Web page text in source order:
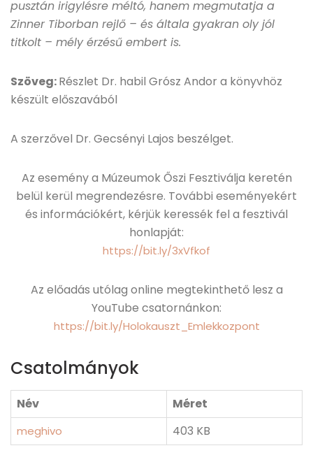
pusztán irigylésre méltó, hanem megmutatja a
Zinner Tiborban rejlő – és általa gyakran oly jól
titkolt – mély érzésű embert is.
Szöveg:Részlet Dr. habil Grósz Andor a könyvhöz
készült előszavából
A szerzővel Dr. Gecsényi Lajos beszélget.
Az esemény a Múzeumok Őszi Fesztiválja keretén
belül kerül megrendezésre. További eseményekért
és információkért, kérjük keressék fel a fesztivál
honlapját:
https://bit.ly/3xVfkof
Az előadás utólag online megtekinthető lesz a
YouTube csatornánkon:
https://bit.ly/Holokauszt_Emlekkozpont
Csatolmányok
Név Méret
meghivo 403 KB